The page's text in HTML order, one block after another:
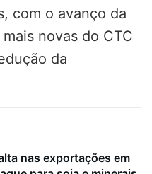
com o avanço da
novas do CTC
da
nas exportações em